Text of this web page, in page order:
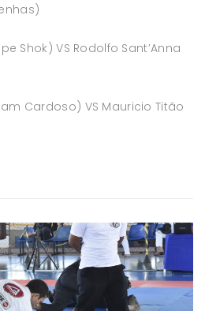
Shok) VS Rodolfo Sant’Anna
Cardoso) VS Mauricio Titão